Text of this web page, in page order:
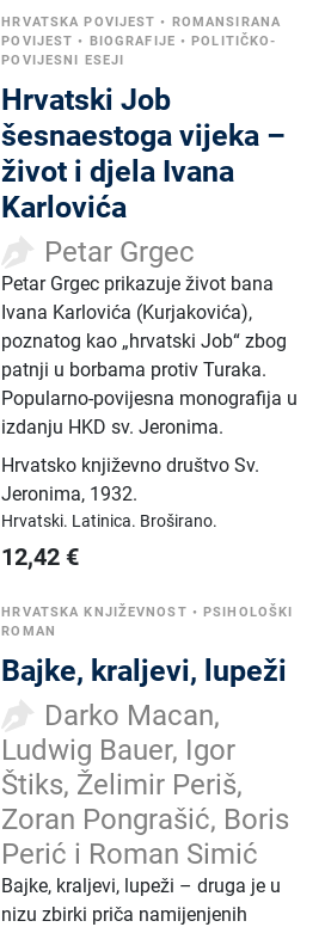
HRVATSKA POVIJEST • ROMANSIRANA
POVIJEST • BIOGRAFIJE •POLITIČKO-
POVIJESNI ESEJI
Hrvatski Job
šesnaestoga vijeka –
život i djela Ivana
Karlovića
Petar Grgec
Petar Grgec prikazuje život bana
Ivana Karlovića (Kurjakovića),
poznatog kao „hrvatski Job“ zbog
patnji u borbama protiv Turaka.
Popularno-povijesna monografija u
izdanju HKD sv. Jeronima.
Hrvatsko književno društvo Sv.
Jeronima, 1932.
Hrvatski. Latinica. Broširano.
12,42 €
HRVATSKA KNJIŽEVNOST •PSIHOLOŠKI
ROMAN
Bajke, kraljevi, lupeži
Darko Macan,
Ludwig Bauer, Igor
Štiks, Želimir Periš,
Zoran Pongrašić, Boris
Perić i Roman Simić
Bajke, kraljevi, lupeži – druga je u
nizu zbirki priča namijenjenih